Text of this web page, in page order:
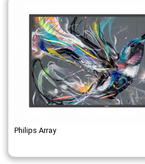
Philips Array